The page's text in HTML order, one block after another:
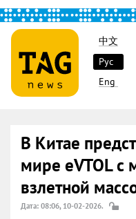
中文
Рус
Eng
В Китае
мире eVTOL с
взлетной
Дата: 08:06, 10-02-2026.